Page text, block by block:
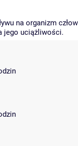
na organizm
jego uciążliwości.